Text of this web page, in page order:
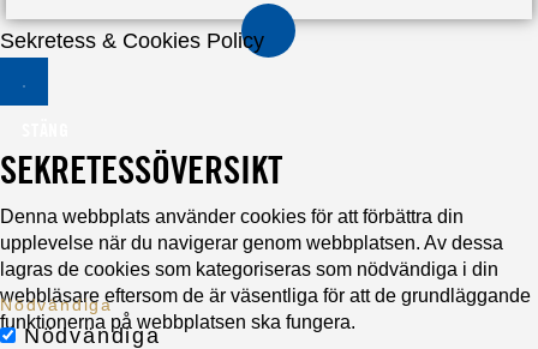
Sekretess & Cookies Policy
SEKRETESSÖVERSIKT
Denna webbplats använder cookies för att förbättra din
upplevelse när du navigerar genom webbplatsen. Av dessa
lagras de cookies som kategoriseras som nödvändiga i din
webbläsare eftersom de är väsentliga för att de grundläggande
funktionerna på webbplatsen ska fungera.
Nödvändiga
Nödvändiga